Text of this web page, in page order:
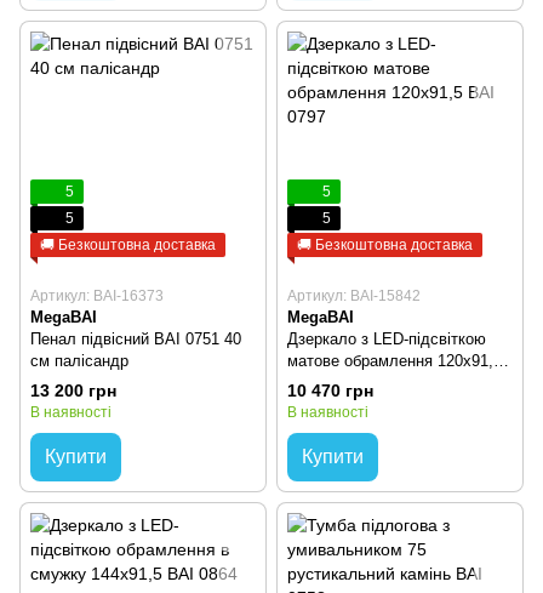
5
5
🚚 Безкоштовна доставка
Артикул: BAI-16373
MegaBAI
Пенал підвісний BAI 0751 40
cм палісандр
13 200 грн
В наявності
Купити
5
5
🚚 Безкоштовна доставка
Артикул: BAI-15842
MegaBAI
Дзеркало з LED-підсвіткою
матове обрамлення 120х91,5
BAI 0797
10 470 грн
В наявності
Купити